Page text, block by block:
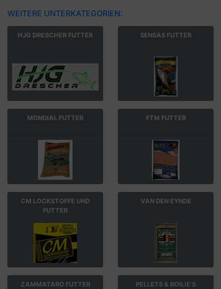
WEITERE UNTERKATEGORIEN:
HJG DRESCHER FUTTER SENSAS FUTTER
MONDIAL FUTTER FTM FUTTER
CM LOCKSTOFFE UND
FUTTER
VAN DEN EYNDE
ZAMMATARO FUTTER PELLETS & BOILIE'S